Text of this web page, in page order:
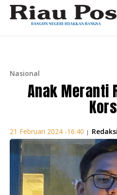
Nasional
Anak Meranti
21 Februari 2024 -16:40 | Redaksi